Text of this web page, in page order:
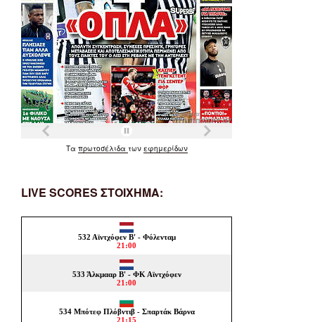
Τα πρωτοσέλιδα των εφημερίδων
LIVE SCORES ΣΤΟΙΧΗΜΑ: